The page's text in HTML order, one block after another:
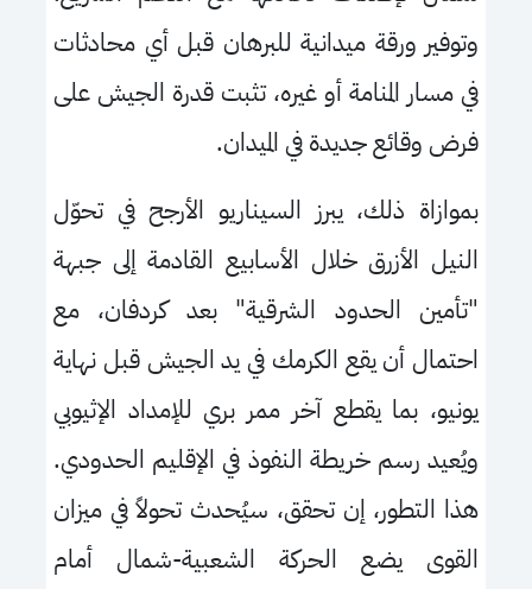
وتوفير ورقة ميدانية للبرهان قبل أي محادثات
في مسار المنامة أو غيره، تثبت قدرة الجيش على
فرض وقائع جديدة في الميدان.
بموازاة ذلك، يبرز السيناريو الأرجح في تحوّل
النيل الأزرق خلال الأسابيع القادمة إلى جبهة
"تأمين الحدود الشرقية" بعد كردفان، مع
احتمال أن يقع الكرمك في يد الجيش قبل نهاية
يونيو، بما يقطع آخر ممر بري للإمداد الإثيوبي
ويُعيد رسم خريطة النفوذ في الإقليم الحدودي.
هذا التطور، إن تحقق، سيُحدث تحولاً في ميزان
القوى يضع الحركة الشعبية-شمال أمام